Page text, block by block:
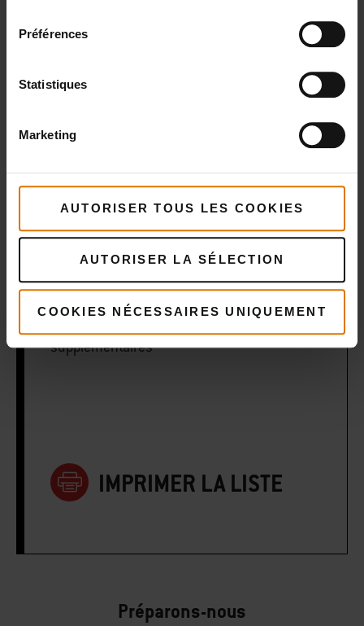
Préférences
Statistiques
Marketing
AUTORISER TOUS LES COOKIES
AUTORISER LA SÉLECTION
COOKIES NÉCESSAIRES UNIQUEMENT
1 pincée de sel fumé
2 à 3 c. à soupe d’huile d’olive douce
Quelques feuilles de coriandre fraîche
supplémentaires
IMPRIMER LA LISTE
Préparons-nous